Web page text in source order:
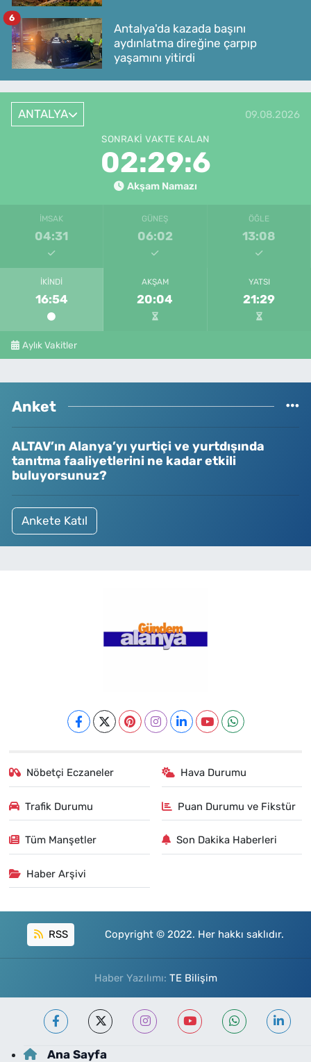
Antalya'da kazada başını
aydınlatma direğine çarpıp
yaşamını yitirdi
6
ANTALYA 09.08.2026
SONRAKI VAKTE KALAN
02:29:6
Akşam Namazı
İMSAK
04:31
GÜNEŞ
06:02
ÖĞLE
13:08
İKINDI
16:54
AKŞAM
20:04
YATSI
21:29
Aylık Vakitler
Anket
ALTAV’ın Alanya’yı yurtiçi ve yurtdışında
tanıtma faaliyetlerini ne kadar etkili
buluyorsunuz?
Ankete Katıl
Nöbetçi Eczaneler Hava Durumu
Trafik Durumu Puan Durumu ve Fikstür
Tüm Manşetler Son Dakika Haberleri
Haber Arşivi
RSS Copyright © 2022. Her hakkı saklıdır.
Haber Yazılımı: TE Bilişim
Ana Sayfa